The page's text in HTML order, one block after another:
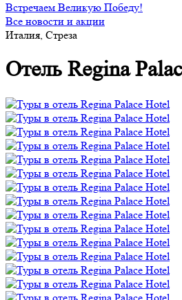
Встречаем Великую Победу!
Все новости и акции
Италия, Стреза
Отель Regina